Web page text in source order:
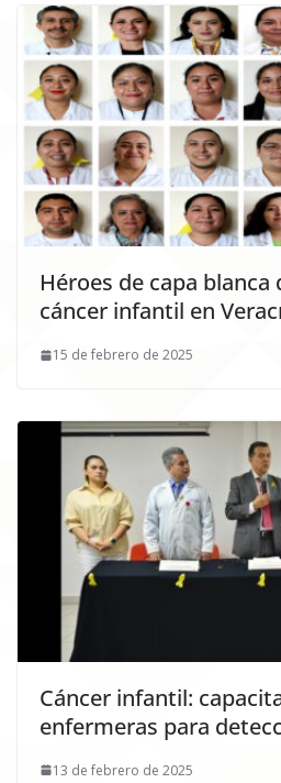
Héroes de capa
cáncer infantil en
15 de febrero de 2025
Cáncer infantil:
enfermeras para
13 de febrero de 2025